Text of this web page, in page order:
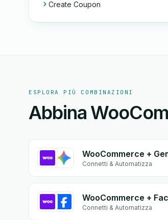
Create Coupon
ESPLORA PIÙ COMBINAZIONI
Abbina
WooCommerce +
Connetti & Automatizza
Connetti & Automatizza